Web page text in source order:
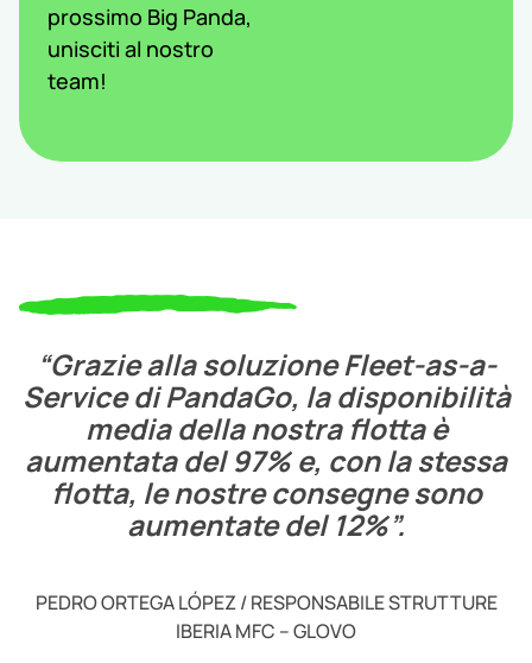
prossimo Big Panda,
unisciti al nostro
team!
“Grazie alla soluzione Fleet-as-a-
Service di PandaGo, la disponibilità
media della nostra flotta è
aumentata del 97% e, con la stessa
flotta, le nostre consegne sono
aumentate del 12%”.
PEDRO ORTEGA LÓPEZ / RESPONSABILE STRUTTURE
IBERIA MFC – GLOVO